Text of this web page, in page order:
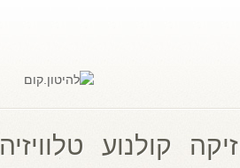
קולנוע טלוויזיה